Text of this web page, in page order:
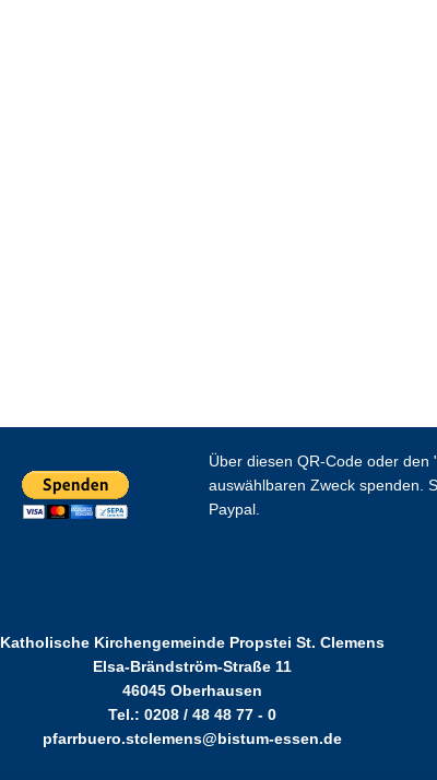
Über diesen QR-Code oder den
auswählbaren Zweck spenden.
Paypal.
Katholische Kirchengemeinde Propstei St. Clemens
Elsa-Brändström-Straße 11
46045 Oberhausen
Tel.: 0208 / 48 48 77 - 0
pfarrbuero.stclemens@bistum-essen.de